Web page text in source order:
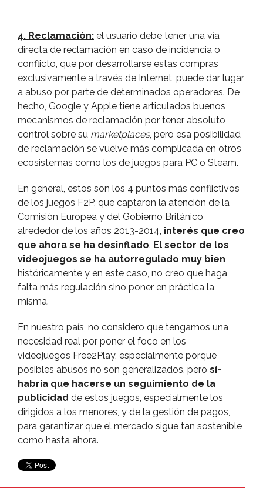
4. Reclamación: el usuario debe tener una ví­a
directa de reclamación en caso de incidencia o
conflicto, que por desarrollarse estas compras
exclusivamente a través de Internet, puede dar lugar
a abuso por parte de determinados operadores. De
hecho, Google y Apple tiene articulados buenos
mecanismos de reclamación por tener absoluto
control sobre su marketplaces, pero esa posibilidad
de reclamación se vuelve más complicada en otros
ecosistemas como los de juegos para PC o Steam.
En general, estos son los 4 puntos más conflictivos
de los juegos F2P, que captaron la atención de la
Comisión Europea y del Gobierno Británico
alrededor de los años 2013-2014, interés que creo
que ahora se ha desinflado. El sector de los
videojuegos se ha autorregulado muy bien
históricamente y en este caso, no creo que haga
falta más regulación sino poner en práctica la
misma.
En nuestro paí­s, no considero que tengamos una
necesidad real por poner el foco en los
videojuegos Free2Play, especialmente porque
posibles abusos no son generalizados, pero sí­
habrí­a que hacerse un seguimiento de la
publicidad de estos juegos, especialmente los
dirigidos a los menores, y de la gestión de pagos,
para garantizar que el mercado sigue tan sostenible
como hasta ahora.